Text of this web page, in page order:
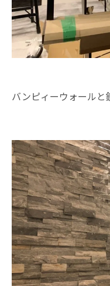
バンピィーウォールと